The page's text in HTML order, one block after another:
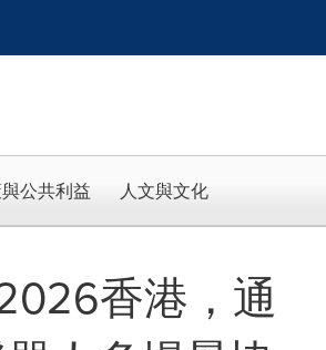
公共利益 人文與文化
香港，通